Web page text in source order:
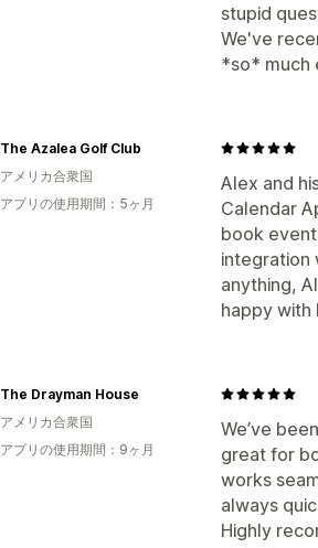
stupid
We've
*so* much
Alex and
Calendar
book
integration
anything,
happy with
The Azalea Golf Club
アメリカ合衆国
アプリの使用期間：5ヶ月
We’ve
great for
works
always
Highly
The Drayman House
アメリカ合衆国
アプリの使用期間：9ヶ月